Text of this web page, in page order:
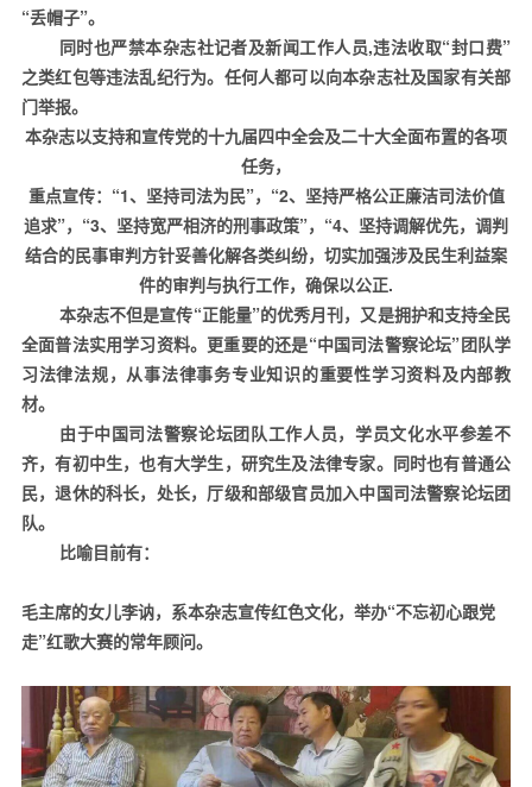
“丢帽子”。
同时也严禁本杂志社记者及新闻工作人员,违法收取“封口费”
之类红包等违法乱纪行为。任何人都可以向本杂志社及国家有关部
门举报。
本杂志以支持和宣传党的十九届四中全会及二十大全面布置的各项
任务，
重点宣传：“1、坚持司法为民”，“2、坚持严格公正廉洁司法价值
追求”，“3、坚持宽严相济的刑事政策”，“4、坚持调解优先，调判
结合的民事审判方针妥善化解各类纠纷，切实加强涉及民生利益案
件的审判与执行工作，确保以公正.
本杂志不但是宣传“正能量”的优秀月刊，又是拥护和支持全民
全面普法实用学习资料。更重要的还是“中国司法警察论坛”团队学
习法律法规，从事法律事务专业知识的重要性学习资料及内部教
材。
由于中国司法警察论坛团队工作人员，学员文化水平参差不
齐，有初中生，也有大学生，研究生及法律专家。同时也有普通公
民，退休的科长，处长，厅级和部级官员加入中国司法警察论坛团
队。
比喻目前有：
毛主席的女儿李讷，系本杂志宣传红色文化，举办“不忘初心跟党
走”红歌大赛的常年顾问。